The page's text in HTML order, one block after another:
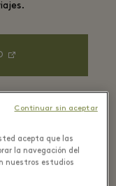
acepta que las
la navegación del
nuestros estudios
Continuar sin aceptar